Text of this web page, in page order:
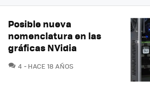
Posible nueva
nomenclatura en las
gráficas NVidia
4 COMENTARIOS
HACE 18 AÑOS